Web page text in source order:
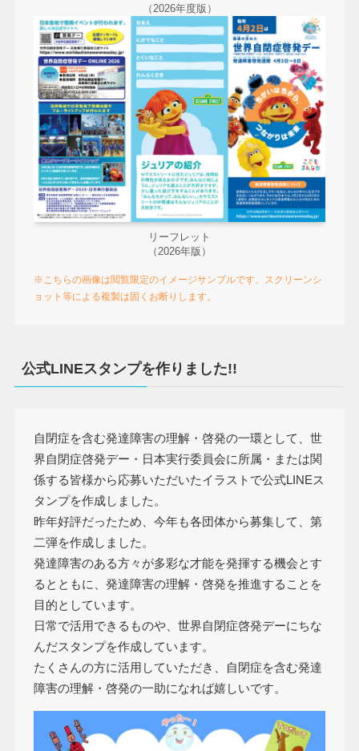
（2026年度版）
リーフレット
（2026年版）
※こちらの画像は閲覧限定のイメージサンプルです。スクリーンシ
ョット等による複製は固くお断りします。
公式LINEスタンプを作りました!!
自閉症を含む発達障害の理解・啓発の一環として、世
界自閉症啓発デー・日本実行委員会に所属・または関
係する皆様から応募いただいたイラストで公式LINEス
タンプを作成しました。
昨年好評だったため、今年も各団体から募集して、第
二弾を作成しました。
発達障害のある方々が多彩な才能を発揮する機会とす
るとともに、発達障害の理解・啓発を推進することを
目的としています。
日常で活用できるものや、世界自閉症啓発デーにちな
んだスタンプを作成しています。
たくさんの方に活用していただき、自閉症を含む発達
障害の理解・啓発の一助になれば嬉しいです。